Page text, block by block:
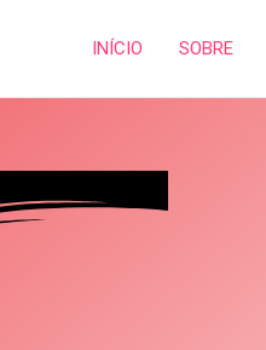
INÍCIO SOBRE